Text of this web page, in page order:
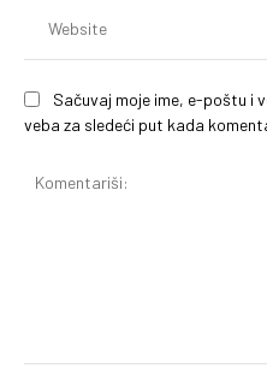
Sačuvaj moje ime, e-poštu i
veba za sledeći put kada